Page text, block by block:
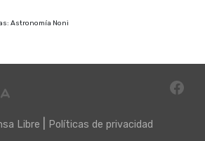
Astronomía Noni
Libre Políticas de privacidad